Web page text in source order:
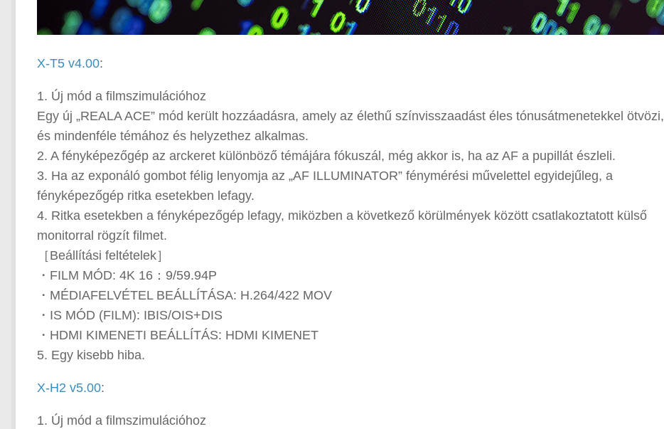
X-T5 v4.00:
1. Új mód a filmszimulációhoz
Egy új „REALA ACE” mód került hozzáadásra, amely az élethű színvisszaadást éles tónusátmenetekkel ötvözi,
és mindenféle témához és helyzethez alkalmas.
2. A fényképezőgép az arckeret különböző témájára fókuszál, még akkor is, ha az AF a pupillát észleli.
3. Ha az exponáló gombot félig lenyomja az „AF ILLUMINATOR” fénymérési művelettel egyidejűleg, a
fényképezőgép ritka esetekben lefagy.
4. Ritka esetekben a fényképezőgép lefagy, miközben a következő körülmények között csatlakoztatott külső
monitorral rögzít filmet.
［Beállítási feltételek］
・FILM MÓD: 4K 16：9/59.94P
・MÉDIAFELVÉTEL BEÁLLÍTÁSA: H.264/422 MOV
・IS MÓD (FILM): IBIS/OIS+DIS
・HDMI KIMENETI BEÁLLÍTÁS: HDMI KIMENET
5. Egy kisebb hiba.
X-H2 v5.00:
1. Új mód a filmszimulációhoz